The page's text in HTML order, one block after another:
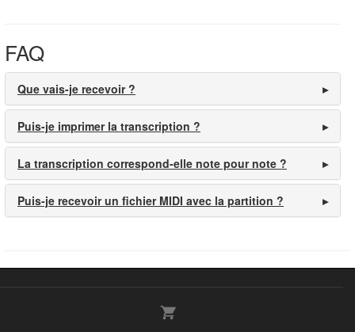
FAQ
Que vais-je recevoir ?
Puis-je imprimer la transcription ?
La transcription correspond-elle note pour note ?
Puis-je recevoir un fichier MIDI avec la partition ?